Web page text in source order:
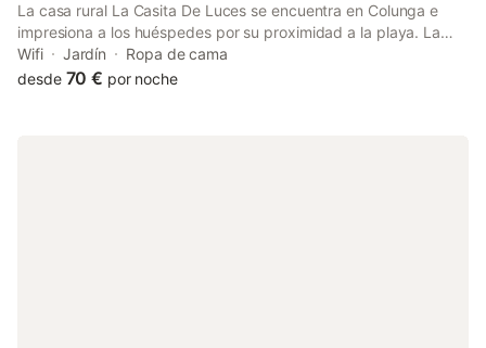
La casa rural La Casita De Luces se encuentra en Colunga e
impresiona a los huéspedes por su proximidad a la playa. La
propiedad de 2 plantas consta de una sala de estar, 2
dormitorios y 1 baño, por lo que puede alojar a 2 personas. Los
Wifi Jardín
Ropa de cama
desde 70 € por noche